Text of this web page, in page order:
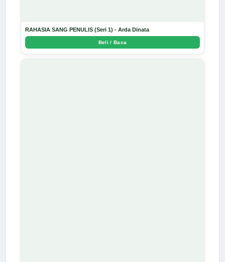
RAHASIA SANG PENULIS (Seri 1) - Arda Dinata
Beli / Baca